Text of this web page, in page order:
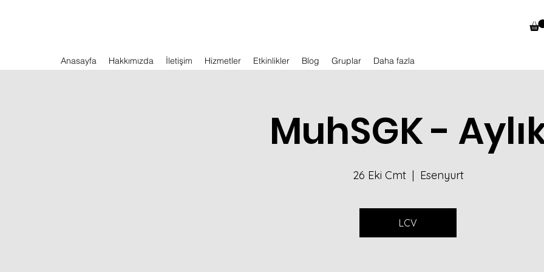
Anasayfa Hakkımızda İletişim Hizmetler Etkinlikler Blog Gruplar Daha fazla
MuhSGK -
26 Eki Cmt
  |
Esenyurt
LCV